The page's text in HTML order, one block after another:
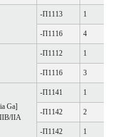
-П1113 1
-П1116 4
-П1112 1
-П1116 3
Ga]
IIA
-П1141 1
-П1142 2
-П1142 1